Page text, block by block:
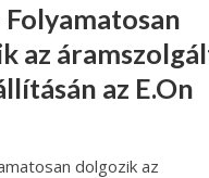
az
az E.On
dolgozik az